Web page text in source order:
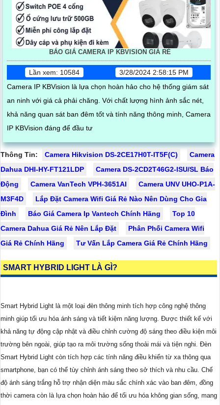
BÁO GIÁ CAMERA IP KBVISION GIÁ RÈ
Lần xem: 10584
3/28/2024 2:58:15 PM
Camera IP KBVision là lựa chọn hoàn hảo cho hệ thống giám sát
an ninh với giá cả phải chăng. Với chất lượng hình ảnh sắc nét,
khả năng quan sát ban đêm tốt và tính năng thông minh, Camera
IP KBVision đáng để đầu tư
Thông Tin: Camera Hikvision DS-2CE17H0T-IT5F(C)
Camera
Dahua DHI-HY-FT121LDP
Camera DS-2CD2T46G2-ISU/SL Báo
Động
Camera VanTech VPH-3651AI
Camera UNV UHO-P1A-
M3F4D
Lắp Đặt Camera Wifi Giá Rẻ Nào Nên Dùng Cho Gia
Đình
Báo Giá Camera Ip Vantech Chính Hãng
Top 10
Camera Dahua Giá Rẻ Nên Lắp Đặt
Phân Phối Camera Wifi
Giá Rẻ Chính Hãng
Tư Vấn Lắp Camera Giá Rẻ Chính Hãng
SMART HYBRID LIGHT LÀ GÌ?
Smart Hybrid Light là một loại đèn thông minh tích hợp công nghệ thông
minh giúp tối ưu hóa ánh sáng và tiết kiệm năng lượng. Được thiết kế với
khả năng tự động cập nhật và điều chỉnh cường độ sáng theo điều kiện môi
trường bên ngoài, giúp tạo ra môi trường sống thoải mái và tiện nghi. Đèn
Smart Hybrid Light còn tích hợp các tính năng điều khiển từ xa thông qua
smartphone, bạn có thể tùy chỉnh ánh sáng theo sở thích và nhu cầu. Chế
độ ánh sáng trắng hỗ trợ nhận diện màu sắc chính xác vào ban đêm, đồng
thời camera còn là lựa chọn hoàn hảo để tối ưu hóa không gian sống, mang